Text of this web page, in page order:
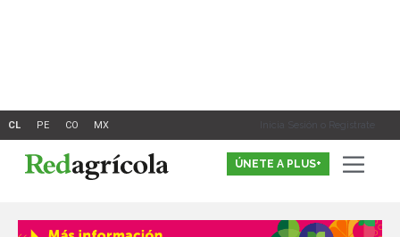
Inicia Sesión o Registrate
ÚNETE A PLUS+